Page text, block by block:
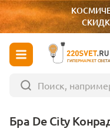
ГИПЕРМАРКЕТ СВЕТА
Бра De City